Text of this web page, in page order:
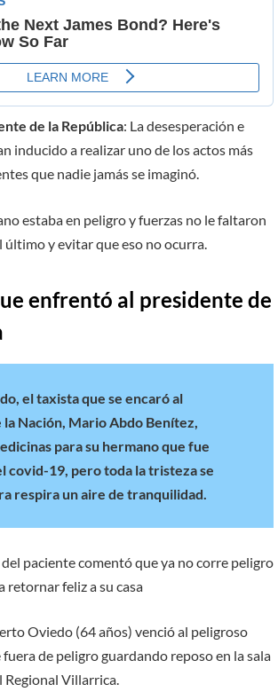
de la República: La desesperación e
inducido a realizar uno de los actos más
que nadie jamás se imaginó.
estaba en peligro y fuerzas no le faltaron
último y evitar que eso no ocurra.
enfrentó al presidente de
el taxista que se encaró al
la Nación, Mario Abdo Benítez,
para su hermano que fue
covid-19, pero toda la tristeza se
respira un aire de tranquilidad.
paciente comentó que ya no corre peligro
feliz a su casa
Oviedo (64 años) venció al peligroso
de peligro guardando reposo en la sala
Villarrica.